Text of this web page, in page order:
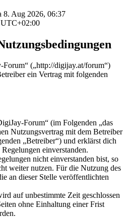
8. Aug 2026, 06:37
UTC+02:00
(„http://digijay.at/forum“)
ein Vertrag mit folgenden
Forum“ (im Folgenden „das
Nutzungsvertrag mit dem Betreiber
„Betreiber“) und erklärst dich
einverstanden.
nicht einverstanden bist, so
weiter nutzen. Für die Nutzung des
an dieser Stelle veröffentlichten
auf unbestimmte Zeit geschlossen
ohne Einhaltung einer Frist